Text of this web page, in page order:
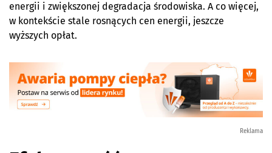
energii i zwiększonej degradacja środowiska. A co więcej,
w kontekście stale rosnących cen energii, jeszcze
wyższych opłat.
Reklama